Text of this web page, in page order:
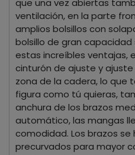
que una vez abiertas
ventilación, en la parte
amplios bolsillos con
bolsillo de gran capacidad
estas increíbles ventajas,
cinturón de ajuste y
zona de la cadera, lo que
figura como tú quieras,
anchura de los brazos
automático, las mangas
comodidad. Los brazos
precurvados para mayor